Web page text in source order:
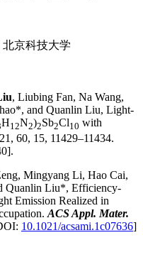
北京科技大学
, Liubing Fan, Na Wang,
and Quanlin Liu, Light-
H12N2)2Sb2Cl10 with
60, 15, 11429–11434.
Mingyang Li, Hao Cai,
Quanlin Liu*, Efficiency-
Emission Realized in
ACS Appl. Mater.
10.1021/acsami.1c07636]